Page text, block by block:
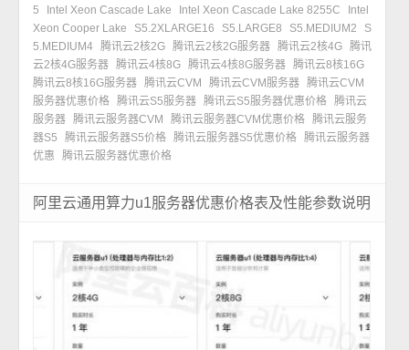
5
Intel Xeon Cascade Lake Intel Xeon Cascade Lake 8255C
Intel
Xeon Cooper Lake
S5.2XLARGE16 S5.LARGE8 S5.MEDIUM2
S
5.MEDIUM4 腾讯云2核2G 腾讯云2核2G服务器 腾讯云2核4G 腾讯
云2核4G服务器 腾讯云4核8G 腾讯云4核8G服务器 腾讯云8核16G
腾讯云8核16G服务器 腾讯云CVM 腾讯云CVM服务器 腾讯云CVM
服务器优惠价格 腾讯云S5服务器 腾讯云S5服务器优惠价格 腾讯云
服务器 腾讯云服务器CVM 腾讯云服务器CVM优惠价格 腾讯云服务
器S5
腾讯云服务器S5价格 腾讯云服务器S5优惠价格 腾讯云服务器
优惠
腾讯云服务器优惠价格
阿里云通用算力u1服务器优惠价格表及性能参数说明